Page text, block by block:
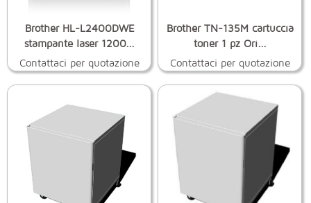
Brother HL-L2400DWE
stampante laser 1200...
Contattaci per quotazione
Brother TN-135M cartuccia
toner 1 pz Ori...
Contattaci per quotazione